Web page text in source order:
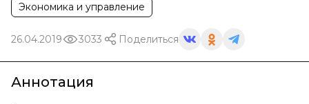
Экономика и управление
26.04.2019 3033 Поделиться
Аннотация